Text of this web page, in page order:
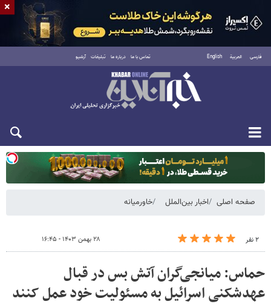
فارسی العربية English تماس با ما درباره ما تبلیغات آرشیو
دوشنبه ۱۹ مرداد ۱۴۰۵
صفحه اصلی اخبار بین‌الملل خاورمیانه
۲ نفر ۲۸ بهمن ۱۴۰۳ - ۱۶:۴۵
حماس: میانجی‌گران آتش بس در قبال
عهدشکنی اسرائیل به مسئولیت خود عمل کنند
×